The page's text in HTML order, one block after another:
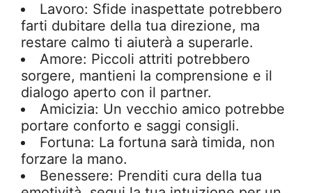
Lavoro: Sfide inaspettate potrebbero
farti dubitare della tua direzione, ma
restare calmo ti aiuterà a superarle.
Amore: Piccoli attriti potrebbero
sorgere, mantieni la comprensione e il
dialogo aperto con il partner.
Amicizia: Un vecchio amico potrebbe
portare conforto e saggi consigli.
Fortuna: La fortuna sarà timida, non
forzare la mano.
Benessere: Prenditi cura della tua